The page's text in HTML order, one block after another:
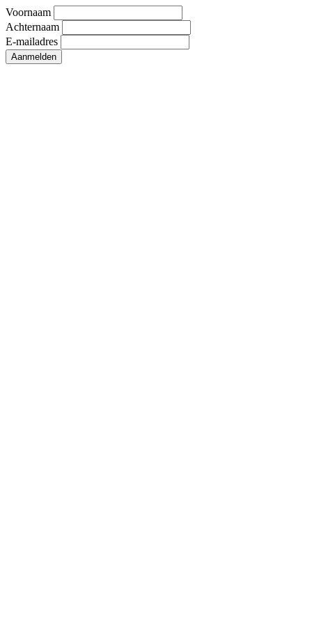
Voornaam
Achternaam
E-mailadres
Aanmelden